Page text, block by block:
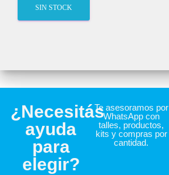
SIN STOCK
¿Necesitás
ayuda
para
elegir?
Te asesoramos por
WhatsApp con
talles, productos,
kits y compras por
cantidad.